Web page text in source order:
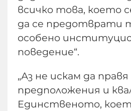
всичко това, което
да се предотврати
особено
поведение“.
„Аз не искам да правя
предположения и
Единственото,